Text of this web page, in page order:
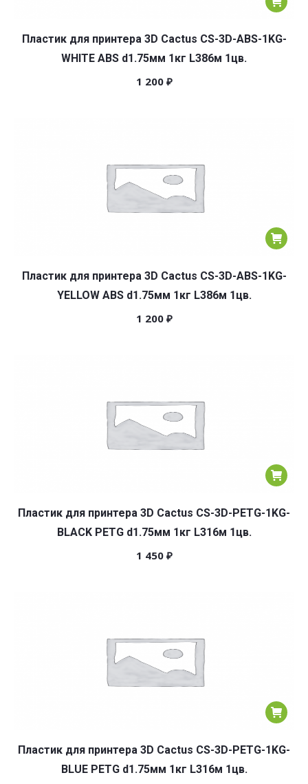
Пластик для принтера 3D Cactus CS-3D-ABS-1KG-
WHITE ABS d1.75мм 1кг L386м 1цв.
1 200 ₽
Пластик для принтера 3D Cactus CS-3D-ABS-1KG-
YELLOW ABS d1.75мм 1кг L386м 1цв.
1 200 ₽
Пластик для принтера 3D Cactus CS-3D-PETG-1KG-
BLACK PETG d1.75мм 1кг L316м 1цв.
1 450 ₽
Пластик для принтера 3D Cactus CS-3D-PETG-1KG-
BLUE PETG d1.75мм 1кг L316м 1цв.